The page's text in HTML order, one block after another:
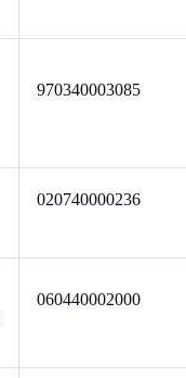
970340003085
020740000236
060440002000